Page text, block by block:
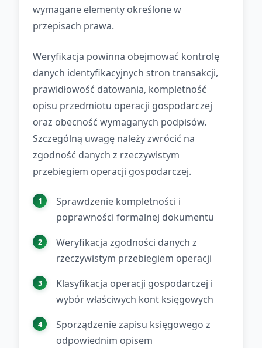
wymagane elementy określone w
przepisach prawa.
Weryfikacja powinna obejmować kontrolę
danych identyfikacyjnych stron transakcji,
prawidłowość datowania, kompletność
opisu przedmiotu operacji gospodarczej
oraz obecność wymaganych podpisów.
Szczególną uwagę należy zwrócić na
zgodność danych z rzeczywistym
przebiegiem operacji gospodarczej.
Sprawdzenie kompletności i
poprawności formalnej dokumentu
Weryfikacja zgodności danych z
rzeczywistym przebiegiem operacji
Klasyfikacja operacji gospodarczej i
wybór właściwych kont księgowych
Sporządzenie zapisu księgowego z
odpowiednim opisem